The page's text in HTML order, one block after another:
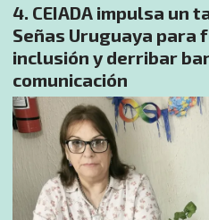
CEIADA impulsa un
Señas Uruguaya para
inclusión y derribar
comunicación